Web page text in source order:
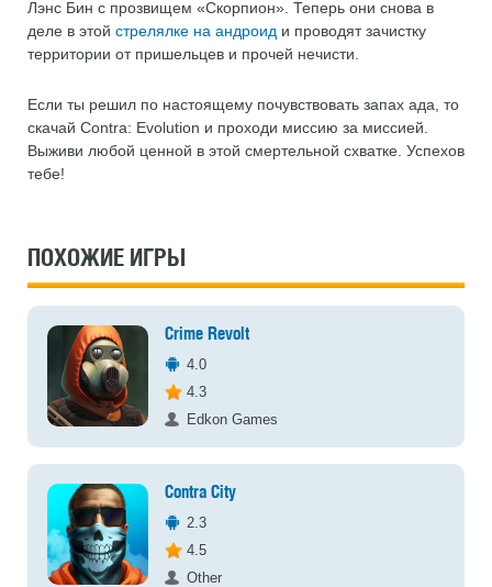
Лэнс Бин с прозвищем «Скорпион». Теперь они снова в
деле в этой стрелялке на андроид и проводят зачистку
территории от пришельцев и прочей нечисти.
Если ты решил по настоящему почувствовать запах ада, то
скачай Contra: Evolution и проходи миссию за миссией.
Выживи любой ценной в этой смертельной схватке. Успехов
тебе!
ПОХОЖИЕ ИГРЫ
Crime Revolt
4.0
4.3
Edkon Games
Contra City
2.3
4.5
Other